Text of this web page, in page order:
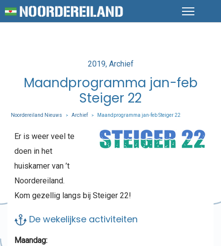
Posted
2019 Archief
Maandprogramma jan-feb
Steiger 22
Noordereiland Nieuws > Archief > Maandprogramma jan-feb Steiger 22
Er is weer veel te
doen in het
huiskamer van ’t
Noordereiland.
Kom gezellig langs bij Steiger 22!
De wekelijkse activiteiten
Maandag: